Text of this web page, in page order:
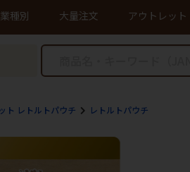
業種別 大量注文 アウトレット
ト レトルトパウチ レトルトパウチ